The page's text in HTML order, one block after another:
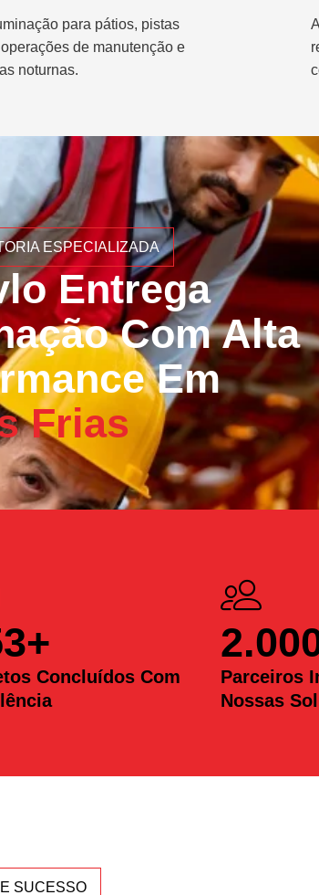
para pátios, pistas
de manutenção e
noturnas.
ESPECIALIZADA
Entrega
Com Alta
Em
Frias
Concluídos Com
+
Parceiros
Nossas
SUCESSO